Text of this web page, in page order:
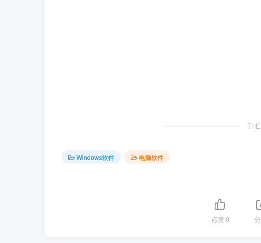
Windows软件 电脑软件
点赞0